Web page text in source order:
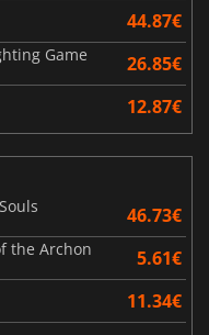
44.87€
Game 26.85€
12.87€
46.73€
the Archon 5.61€
11.34€